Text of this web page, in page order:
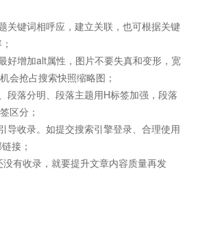
关键词相呼应，建立关联，也可根据关键
好增加alt属性，图片不要失真和变形，宽
会抢占搜索快照缩略图；
段落分明、段落主题用H标签加强，段落
区分；
导收录。如提交搜索引擎登录、合理使用
接；
有收录，就要提升文章内容质量再发